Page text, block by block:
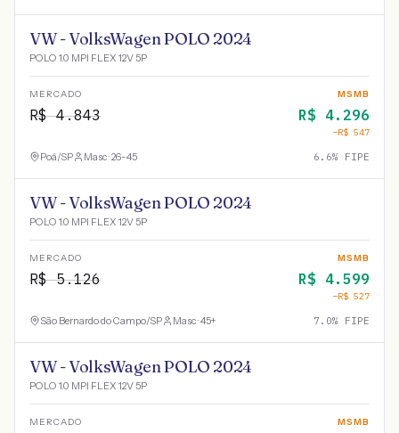
VW - VolksWagen POLO 2024
POLO 1.0 MPI FLEX 12V 5P
MERCADO
R$4.843
MSMB
R$ 4.296
−R$ 547
Poá/SP Masc · 26-45 6.6% FIPE
VW - VolksWagen POLO 2024
POLO 1.0 MPI FLEX 12V 5P
MERCADO
R$5.126
MSMB
R$ 4.599
−R$ 527
São Bernardo do Campo/SP Masc · 45+ 7.0% FIPE
VW - VolksWagen POLO 2024
POLO 1.0 MPI FLEX 12V 5P
MERCADO MSMB